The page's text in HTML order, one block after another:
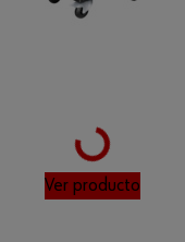
Loading...
Ver producto